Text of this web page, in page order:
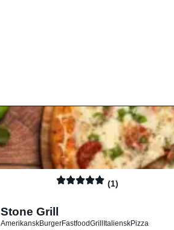
(1)
Stone Grill
AmerikanskBurgerFastfoodGrillItalienskPizza